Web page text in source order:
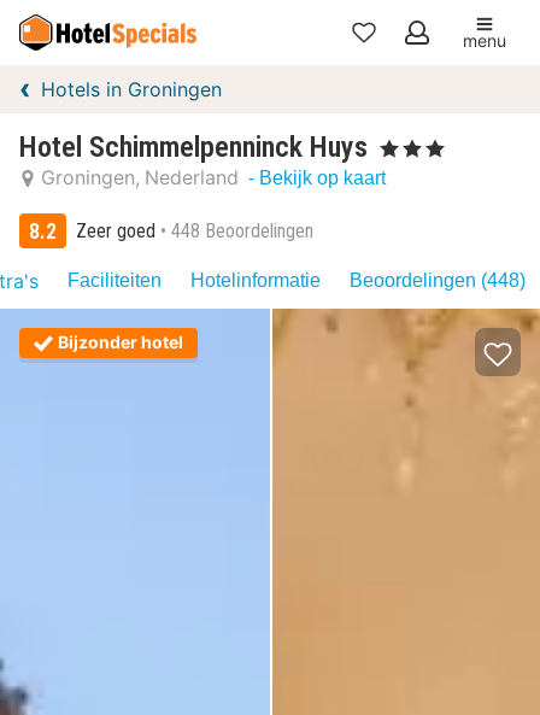
Mijn
menu
Hotels in Groningen
Hotel Schimmelpenninck Huys , 3 Sterren
Groningen Nederland - Bekijk op kaart
8.2 Zeer goed 448 Beoordelingen
Faciliteiten Hotelinformatie Beoordelingen (448)
Bijzonder hotel